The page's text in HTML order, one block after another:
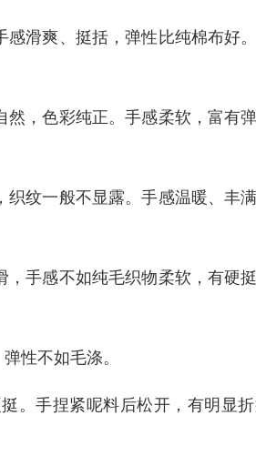
滑爽、挺括，弹性比纯棉布好
，色彩纯正。手感柔软，富有
纹一般不显露。手感温暖、丰
手感不如纯毛织物柔软，有硬
性不如毛涤。
。手捏紧呢料后松开，有明显